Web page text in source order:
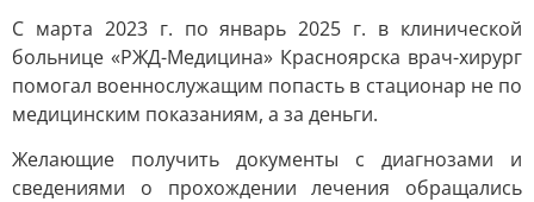
С марта 2023 г. по январь 2025 г. в клинической
больнице «РЖД-Медицина» Красноярска врач-хирург
помогал военнослужащим попасть в стационар не по
медицинским показаниям, а за деньги.
Желающие получить документы с диагнозами и
сведениями о прохождении лечения обращались